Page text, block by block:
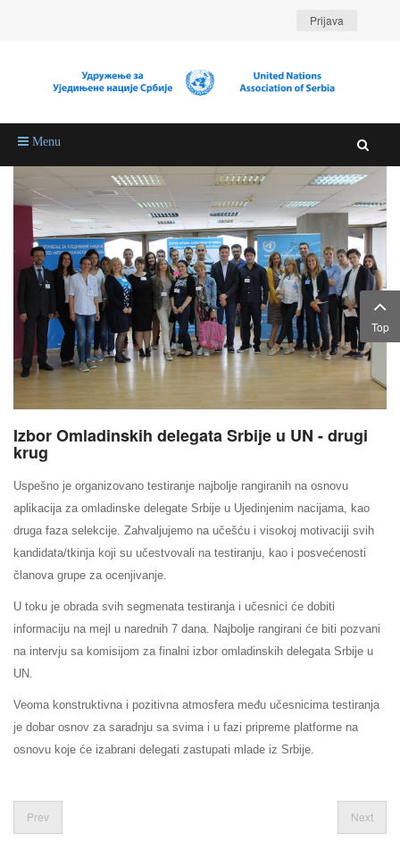
Prijava
Menu
Izbor Omladinskih delegata Srbije u UN - drugi
krug
Uspešno je organizovano testiranje najbolje rangiranih na osnovu
aplikacija za omladinske delegate Srbije u Ujedinjenim nacijama, kao
druga faza selekcije. Zahvaljujemo na učešću i visokoj motivaciji svih
kandidata/tkinja koji su učestvovali na testiranju, kao i posvećenosti
članova grupe za ocenjivanje.
U toku je obrada svih segmenata testiranja i učesnici će dobiti
informaciju na mejl u narednih 7 dana. Najbolje rangirani će biti pozvani
na intervju sa komisijom za finalni izbor omladinskih delegata Srbije u
UN.
Veoma konstruktivna i pozitivna atmosfera među učesnicima testiranja
je dobar osnov za saradnju sa svima i u fazi pripreme platforme na
osnovu koje će izabrani delegati zastupati mlade iz Srbije.
Prev Next
Top